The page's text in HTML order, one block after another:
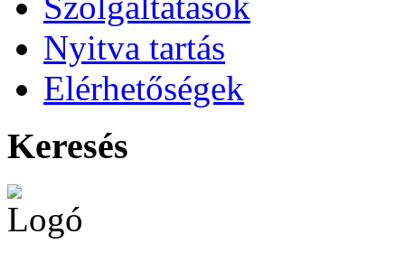
Nyitva tartás
Elérhetőségek
Keresés